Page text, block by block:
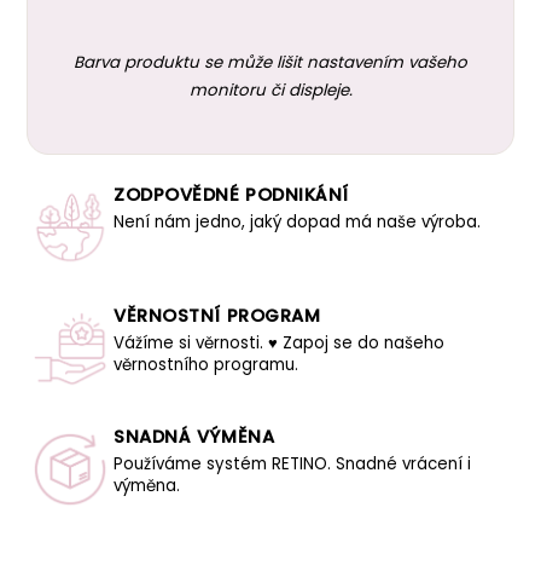
Barva produktu se může lišit nastavením vašeho
monitoru či displeje.
ZODPOVĚDNÉ PODNIKÁNÍ
Není nám jedno, jaký dopad má naše výroba.
VĚRNOSTNÍ PROGRAM
Vážíme si věrnosti. ♥ Zapoj se do našeho
věrnostního programu.
SNADNÁ VÝMĚNA
Používáme systém RETINO. Snadné vrácení i
výměna.